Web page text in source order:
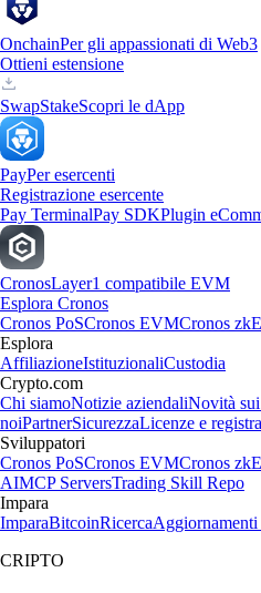
OnchainPer gli appassionati di Web3
Ottieni estensione
SwapStakeScopri le dApp
PayPer esercenti
Registrazione esercente
Pay TerminalPay SDKPlugin
CronosLayer1 compatibile EVM
Esplora Cronos
Cronos PoSCronos EVMCronos
Esplora
AffiliazioneIstituzionaliCustodia
Crypto.com
Chi siamoNotizie aziendaliNovità
noiPartnerSicurezzaLicenze e
Sviluppatori
Cronos PoSCronos EVMCronos
AIMCP ServersTrading Skill Repo
Impara
ImparaBitcoinRicercaAggiornamenti
CRIPTO